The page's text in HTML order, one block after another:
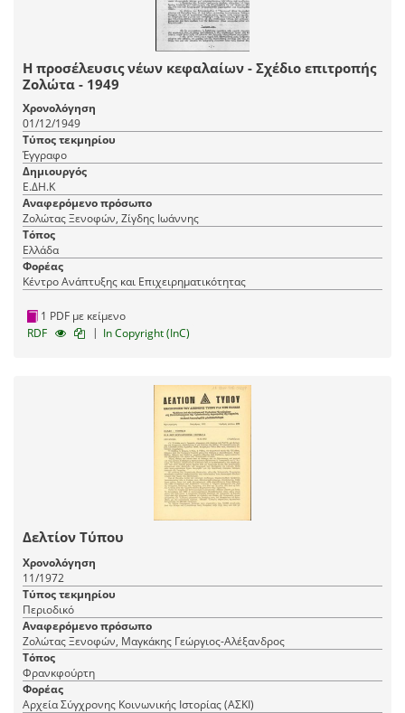
Η προσέλευσις νέων κεφαλαίων - Σχέδιο επιτροπής
Ζολώτα - 1949
Χρονολόγηση
01/12/1949
Τύπος τεκμηρίου
Έγγραφο
Δημιουργός
Ε.ΔΗ.Κ
Αναφερόμενο πρόσωπο
Ζολώτας Ξενοφών, Ζίγδης Ιωάννης
Τόπος
Ελλάδα
Φορέας
Κέντρο Ανάπτυξης και Επιχειρηματικότητας
1 PDF με κείμενο
RDF
| In Copyright (InC)
Δελτίον Τύπου
Χρονολόγηση
11/1972
Τύπος τεκμηρίου
Περιοδικό
Αναφερόμενο πρόσωπο
Ζολώτας Ξενοφών, Μαγκάκης Γεώργιος-Αλέξανδρος
Τόπος
Φρανκφούρτη
Φορέας
Αρχεία Σύγχρονης Κοινωνικής Ιστορίας (ΑΣΚΙ)